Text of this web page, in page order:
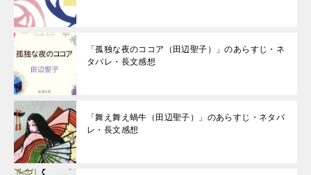
「孤独な夜のココア（田辺聖子）」のあらすじ・ネ
タバレ・長文感想
「舞え舞え蝸牛（田辺聖子）」のあらすじ・ネタバ
レ・長文感想